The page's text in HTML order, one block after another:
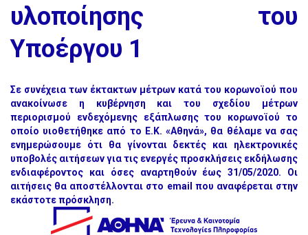
υλοποίησης του
Υποέργου 1
Σε συνέχεια των έκτακτων μέτρων κατά του κορωνοϊού που
ανακοίνωσε η κυβέρνηση και του σχεδίου μέτρων
περιορισμού ενδεχόμενης εξάπλωσης του κορωνοϊού το
οποίο υιοθετήθηκε από το Ε.Κ. «Αθηνά», θα θέλαμε να σας
ενημερώσουμε ότι θα γίνονται δεκτές και ηλεκτρονικές
υποβολές αιτήσεων για τις ενεργές προσκλήσεις εκδήλωσης
ενδιαφέροντος και όσες αναρτηθούν έως 31/05/2020. Οι
αιτήσεις θα αποστέλλονται στο email που αναφέρεται στην
εκάστοτε πρόσκληση.